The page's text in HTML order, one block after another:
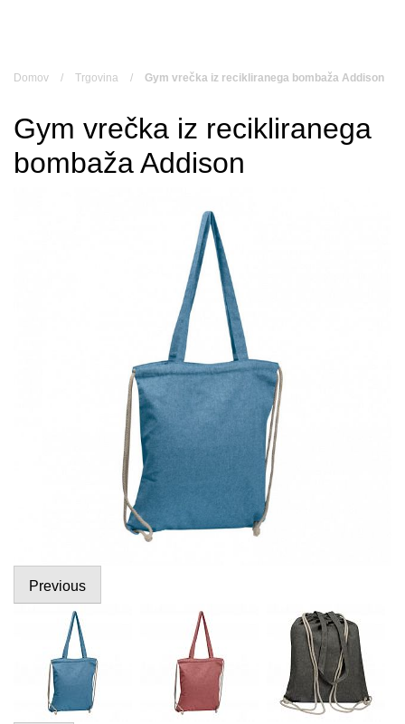
Domov / Trgovina / Gym vrečka iz recikliranega bombaža Addison
Gym vrečka iz recikliranega
bombaža Addison
Previous